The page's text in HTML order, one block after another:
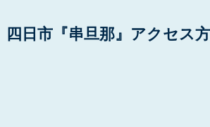
四日市『串旦那』アクセス